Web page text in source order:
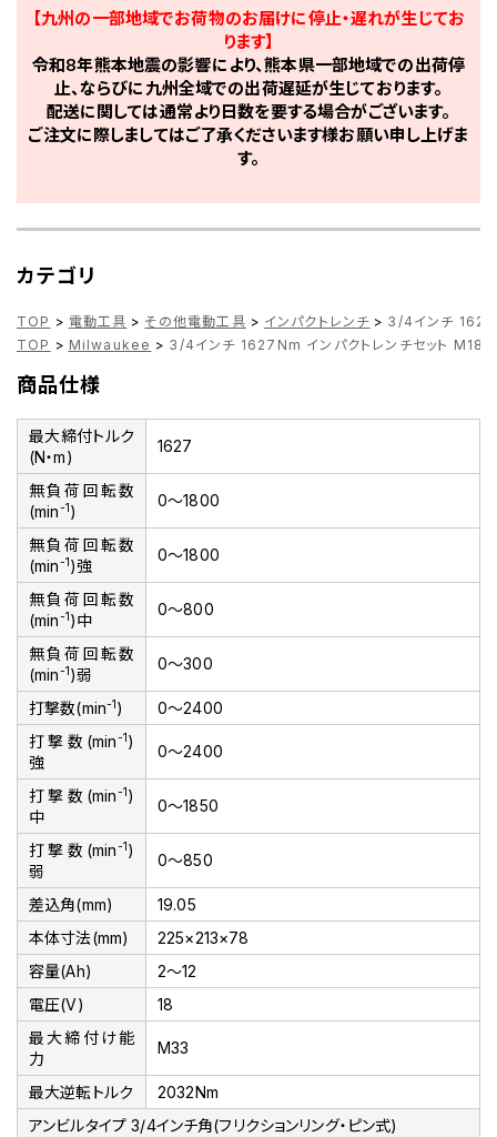
【九州の一部地域でお荷物のお届けに停止・遅れが生じてお
ります】
令和8年熊本地震の影響により、熊本県一部地域での出荷停
止、ならびに九州全域での出荷遅延が生じております。
配送に関しては通常より日数を要する場合がございます。
ご注文に際しましてはご了承くださいます様お願い申し上げま
す。
カテゴリ
TOP > 電動工具 > その他電動工具 > インパクトレンチ > 3/4インチ
TOP > Milwaukee > 3/4インチ 1627Nm インパクトレンチセット
商品仕様
最大締付トルク
(N・m)
1627
無負荷回転数
(min-1)
0～1800
無負荷回転数
(min-1)強
0～1800
無負荷回転数
(min-1)中
0～800
無負荷回転数
(min-1)弱
0～300
打撃数(min-1)
0～2400
打撃数(min-1)
強
0～2400
打撃数(min-1)
中
0～1850
打撃数(min-1)
弱
0～850
差込角(mm)
19.05
本体寸法(mm)
225×213×78
容量(Ah)
2～12
電圧(V)
18
最大締付け能
力
M33
最大逆転トルク
2032Nm
アンビルタイプ 3/4インチ角(フリクションリング・ピン式)